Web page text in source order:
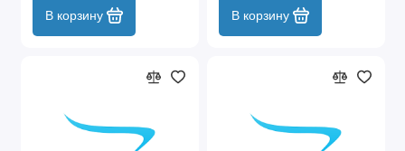
В корзину В корзину